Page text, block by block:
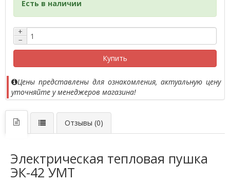
Есть в наличии
+
−
Купить
Цены представлены для ознакомления, актуальную цену
уточняйте у менеджеров магазина!
Отзывы (0)
Электрическая тепловая пушка
ЭК-42 УМТ